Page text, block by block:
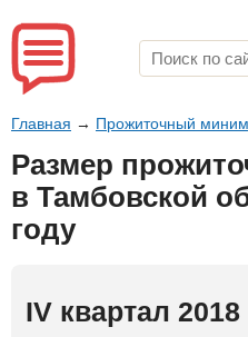
Главная → Прожиточный
Размер
в Тамбовской
году
IV квартал 2018